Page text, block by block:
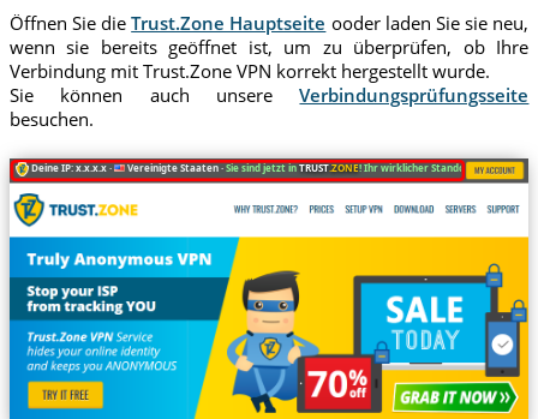
Öffnen Sie dieTrust.Zone Hauptseite ooder laden Sie sie neu,
wenn sie bereits geöffnet ist, um zu überprüfen, ob Ihre
Verbindung mit Trust.Zone VPN korrekt hergestellt wurde.
Sie können auch unsereVerbindungsprüfungsseite
besuchen.
Deine IP: x.x.x.x · Vereinigte Staaten ·Sie sind jetzt inTRUST.ZONE! Ihr wirklicher Standort ist